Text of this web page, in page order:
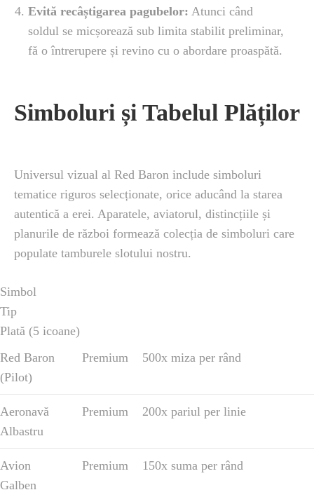
Evită recâștigarea pagubelor: Atunci când
soldul se micșorează sub limita stabilit preliminar,
fă o întrerupere și revino cu o abordare proaspătă.
Simboluri și Tabelul Plăților
Universul vizual al Red Baron include simboluri
tematice riguros selecționate, orice aducând la starea
autentică a erei. Aparatele, aviatorul, distincțiile și
planurile de război formează colecția de simboluri care
populate tamburele slotului nostru.
Simbol
Tip
Plată (5 icoane)
Red Baron
(Pilot)
Premium 500x miza per rând
Aeronavă
Albastru
Premium 200x pariul per linie
Avion
Galben
Premium 150x suma per rând